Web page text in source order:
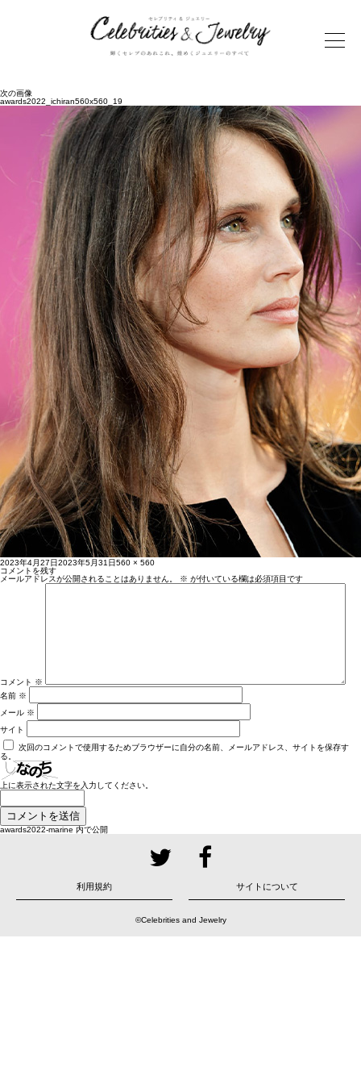
次の画像
awards2022_ichiran560x560_19
投
稿
日:
2023年4月27日2023年5月31日フ
サ
イ
560 × 560
コメントを残す
メールアドレスが公開されることはありません。
※ が付いている欄は必須項目です
コメント ※
名前 ※
メール ※
サイト
次回のコメントで使用するためブラウザーに自分の名前、メールアドレス、サイトを保存す
る。
上に表示された文字を入力してください。
投
awards2022-marine 内で公開
利用規約 サイトについて
©Celebrities and Jewelry